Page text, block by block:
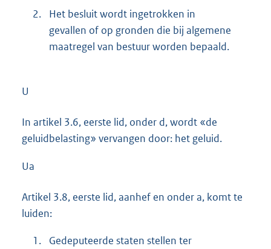
2.
Het besluit wordt ingetrokken in
gevallen of op gronden die bij algemene
maatregel van bestuur worden bepaald.
U
In artikel 3.6, eerste lid, onder d, wordt «de
geluidbelasting» vervangen door: het geluid.
Ua
Artikel 3.8, eerste lid, aanhef en onder a, komt te
luiden:
1.
Gedeputeerde staten stellen ter